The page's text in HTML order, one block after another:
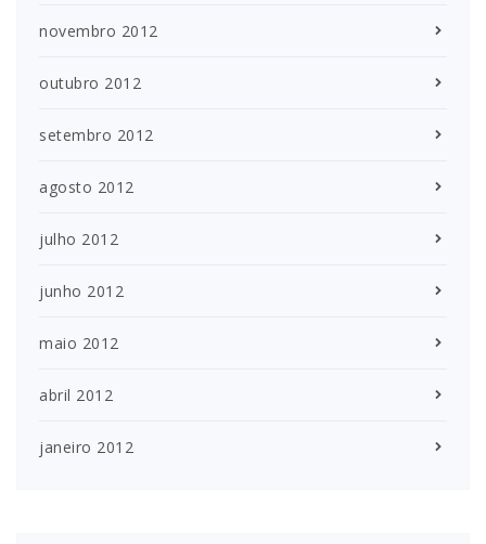
novembro 2012
outubro 2012
setembro 2012
agosto 2012
julho 2012
junho 2012
maio 2012
abril 2012
janeiro 2012